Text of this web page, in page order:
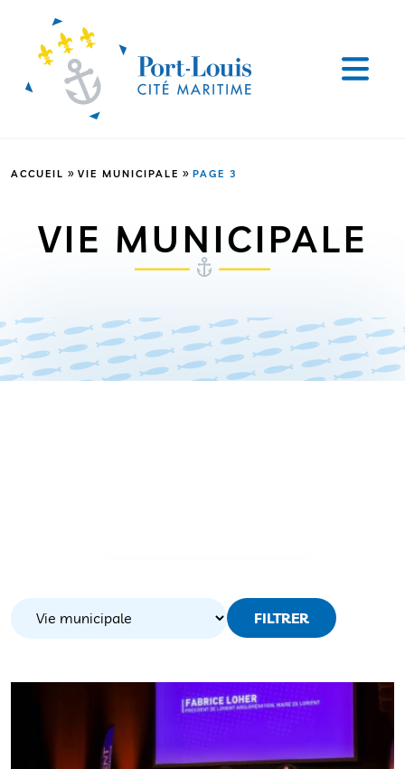
ACCUEIL » VIE MUNICIPALE » PAGE 3
VIE MUNICIPALE
FILTRER